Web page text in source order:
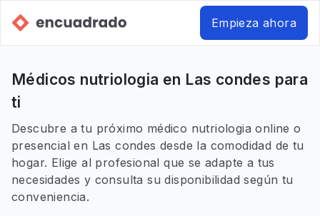
Empieza ahora
Médicos nutriologia en Las condes para
ti
Descubre a tu próximo médico nutriologia online o
presencial en Las condes desde la comodidad de tu
hogar. Elige al profesional que se adapte a tus
necesidades y consulta su disponibilidad según tu
conveniencia.